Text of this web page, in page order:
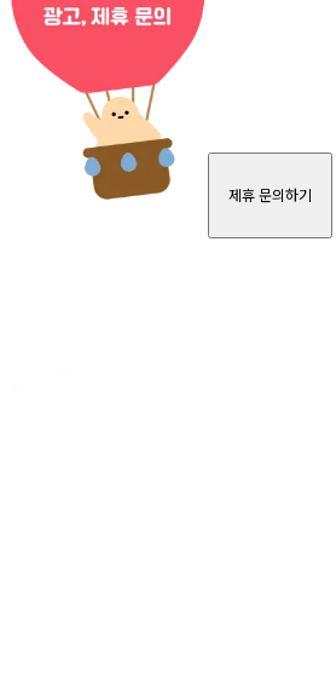
제휴 문의하기